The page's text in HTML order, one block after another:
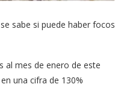
sabe si puede haber focos
al mes de enero de este
una cifra de 130%